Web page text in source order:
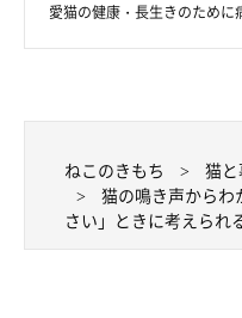
愛猫の健康・長生きのため
ねこのきもち 猫
猫の鳴き声から
さい」ときに考えられ